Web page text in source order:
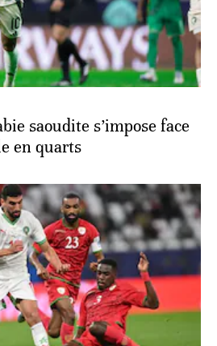
saoudite s’impose face
en quarts